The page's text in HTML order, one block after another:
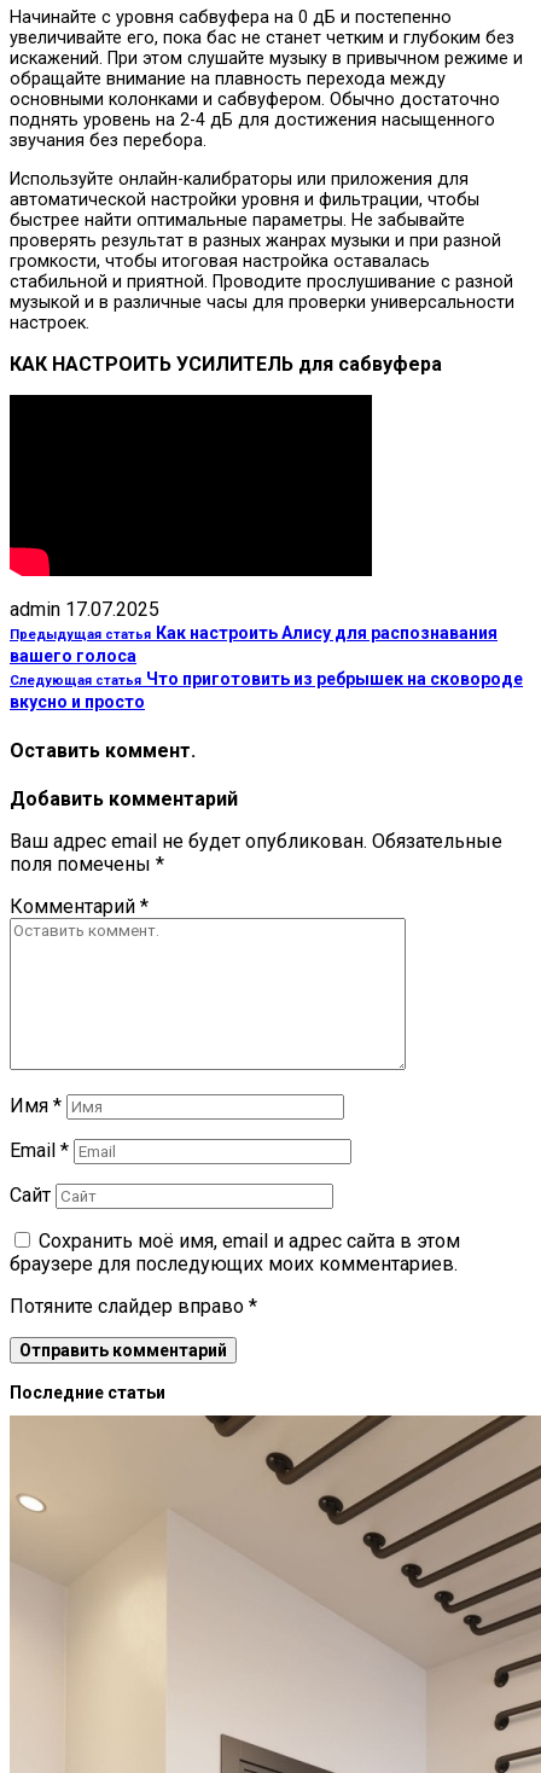
Начинайте с уровня сабвуфера на 0 дБ и постепенно
увеличивайте его, пока бас не станет четким и глубоким без
искажений. При этом слушайте музыку в привычном режиме и
обращайте внимание на плавность перехода между
основными колонками и сабвуфером. Обычно достаточно
поднять уровень на 2-4 дБ для достижения насыщенного
звучания без перебора.
Используйте онлайн-калибраторы или приложения для
автоматической настройки уровня и фильтрации, чтобы
быстрее найти оптимальные параметры. Не забывайте
проверять результат в разных жанрах музыки и при разной
громкости, чтобы итоговая настройка оставалась
стабильной и приятной. Проводите прослушивание с разной
музыкой и в различные часы для проверки универсальности
настроек.
КАК НАСТРОИТЬ УСИЛИТЕЛЬ для сабвуфера
admin 17.07.2025
Предыдущая статья Как настроить Алису для распознавания
вашего голоса
Следующая статья Что приготовить из ребрышек на сковороде
вкусно и просто
Оставить коммент.
Добавить комментарий
Ваш адрес email не будет опубликован. Обязательные
поля помечены *
Комментарий *
Имя *
Email *
Сайт
Сохранить моё имя, email и адрес сайта в этом
браузере для последующих моих комментариев.
Потяните слайдер вправо *
Последние статьи